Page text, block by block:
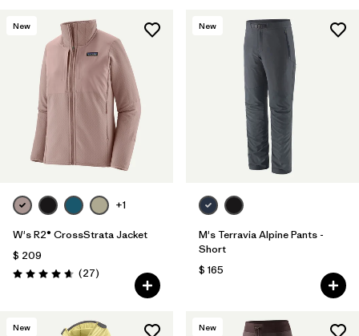
New
+1
W's R2® CrossStrata Jacket
$ 209
Valoración: 4.7 / 5
(27Comentarios
)
New
M's Terravia Alpine Pants -
Short
$ 165
New New